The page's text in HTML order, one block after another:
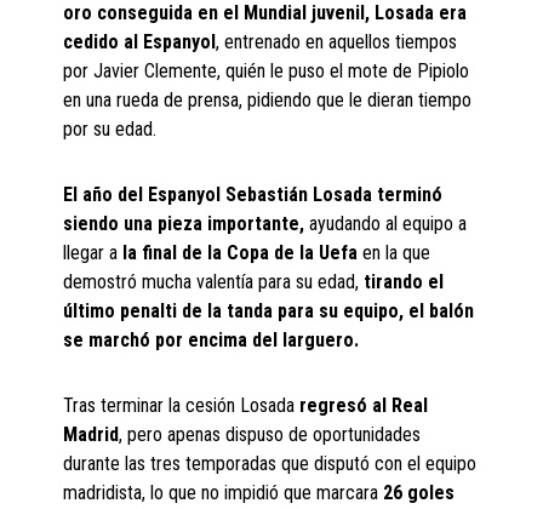
oro conseguida en el Mundial juvenil, Losada era
cedido al Espanyol, entrenado en aquellos tiempos
por Javier Clemente, quién le puso el mote de Pipiolo
en una rueda de prensa, pidiendo que le dieran tiempo
por su edad.
El año del Espanyol Sebastián Losada terminó
siendo una pieza importante, ayudando al equipo a
llegar a la final de la Copa de la Uefa en la que
demostró mucha valentía para su edad, tirando el
último penalti de la tanda para su equipo, el balón
se marchó por encima del larguero.
Tras terminar la cesión Losada regresó al Real
Madrid, pero apenas dispuso de oportunidades
durante las tres temporadas que disputó con el equipo
madridista, lo que no impidió que marcara 26 goles